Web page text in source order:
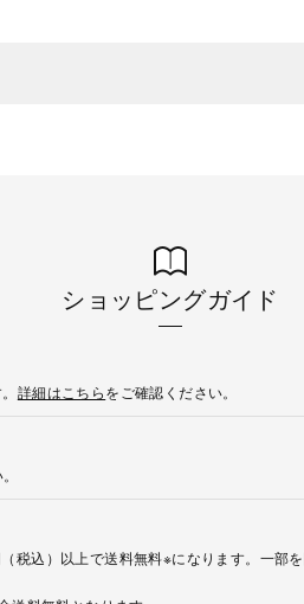
ショッピングガイド
詳細はこちらをご確認ください。
込）以上で送料無料※になります。一部